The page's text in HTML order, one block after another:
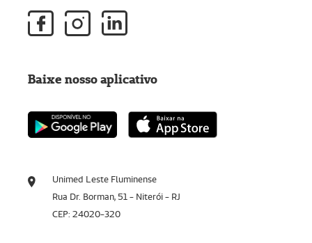
Unimed Leste Fluminense
Rua Dr. Borman, 51 - Niterói - RJ
CEP: 24020-320
Baixe nosso aplicativo